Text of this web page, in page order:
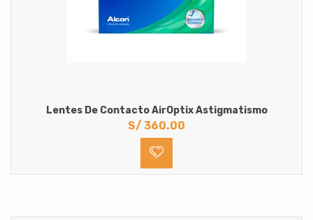
Lentes De Contacto AirOptix Astigmatismo
S/ 360.00